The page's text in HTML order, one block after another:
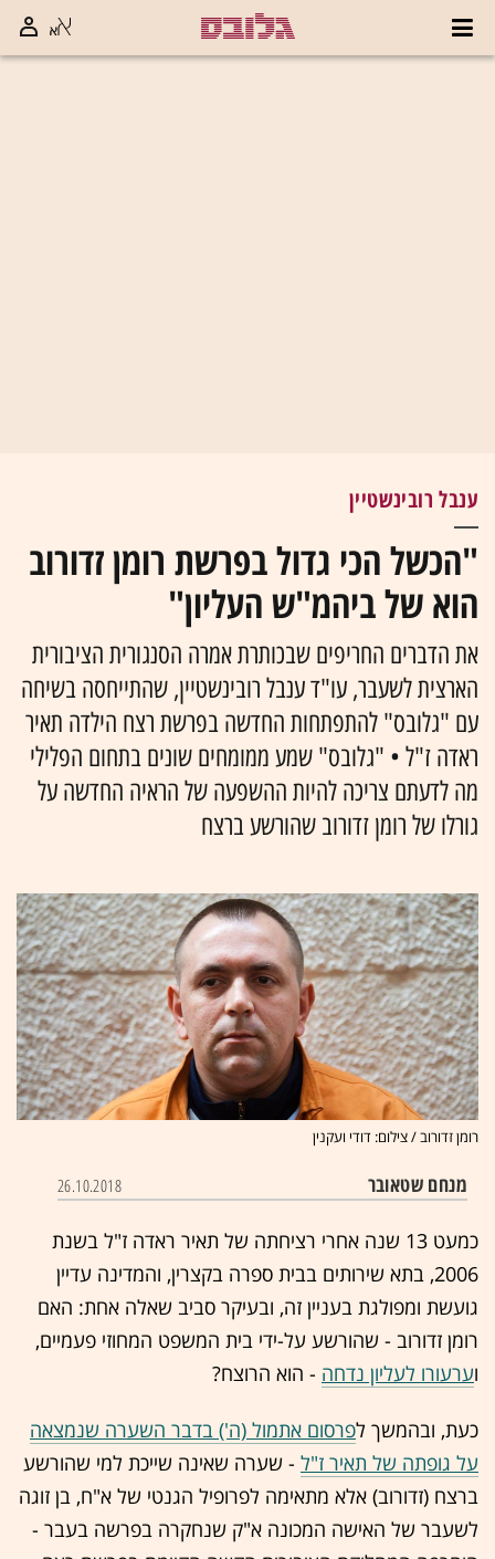
ענבל רובינשטיין
"הכשל הכי גדול בפרשת רומן זדורוב
הוא של ביהמ"ש העליון"
את הדברים החריפים שבכותרת אמרה הסנגורית הציבורית
הארצית לשעבר, עו"ד ענבל רובינשטיין, שהתייחסה בשיחה
עם "גלובס" להתפתחות החדשה בפרשת רצח הילדה תאיר
ראדה ז"ל • "גלובס" שמע ממומחים שונים בתחום הפלילי
מה לדעתם צריכה להיות ההשפעה של הראיה החדשה על
גורלו של רומן זדורוב שהורשע ברצח
רומן זדורוב / צילום: דודי ועקנין
מנחם שטאובר 26.10.2018
כמעט 13 שנה אחרי רציחתה של תאיר ראדה ז"ל בשנת
2006, בתא שירותים בבית ספרה בקצרין, והמדינה עדיין
גועשת ומפולגת בעניין זה, ובעיקר סביב שאלה אחת: האם
רומן זדורוב - שהורשע על-ידי בית המשפט המחוזי פעמיים,
וערעורו לעליון נדחה - הוא הרוצח?
כעת, ובהמשך לפרסום אתמול (ה') בדבר השערה שנמצאה
על גופתה של תאיר ז"ל - שערה שאינה שייכת למי שהורשע
ברצח (זדורוב) אלא מתאימה לפרופיל הגנטי של א"ח, בן זוגה
לשעבר של האישה המכונה א"ק שנחקרה בפרשה בעבר -